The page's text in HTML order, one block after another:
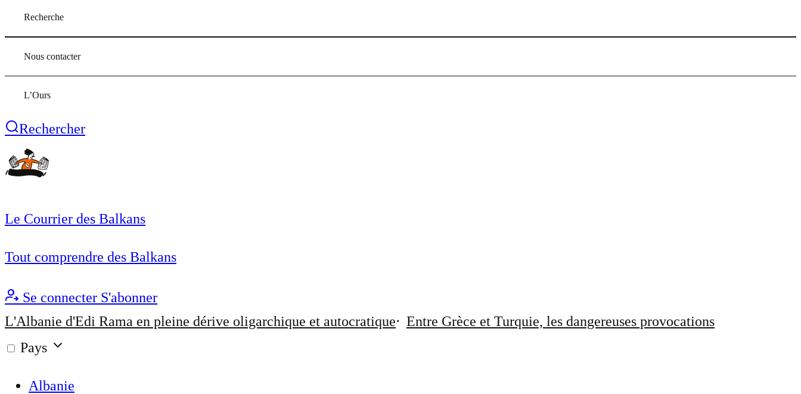
Recherche
Nous contacter
L’Ours
Rechercher
Le Courrier des Balkans
Tout comprendre des Balkans
Se connecter S'abonner
L'Albanie d'Edi Rama en pleine dérive oligarchique et autocratique
Entre Grèce et Turquie, les dangereuses provocations
Pays
Albanie